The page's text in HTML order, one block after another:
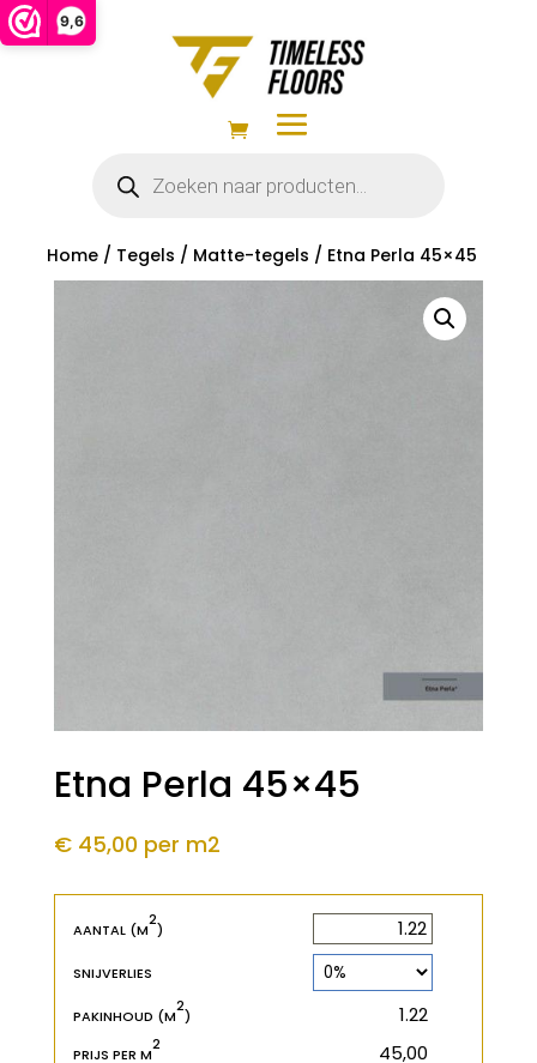
9,6
zoeken
Home/ Tegels / Matte-tegels / Etna Perla 45×45
Etna Perla 45×45
€ 45,00 per m2
AANTAL (M
2
)
SNIJVERLIES
PAKINHOUD (M
2
)
PRIJS PER M
2